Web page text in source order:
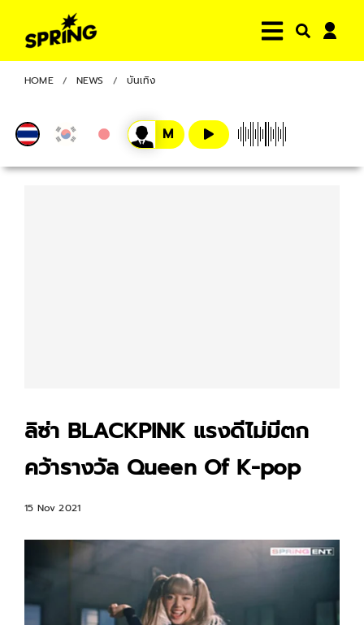
HOME NEWS บันเทิง
ลิซ่า BLACKPINK แรงดีไม่มีตก
คว้ารางวัล Queen Of K-pop
15 Nov 2021